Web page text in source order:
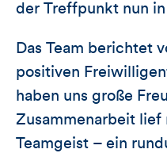
der Treffpunkt nun
Das Team berichtet
positiven
haben uns große
Zusammenarbeit lief
Teamgeist – ein